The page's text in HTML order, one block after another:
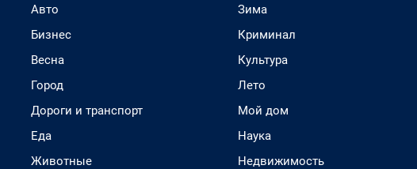
Авто
Бизнес
Весна
Город
Дороги и транспорт
Еда
Животные
Зима
Криминал
Культура
Лето
Мой дом
Наука
Недвижимость